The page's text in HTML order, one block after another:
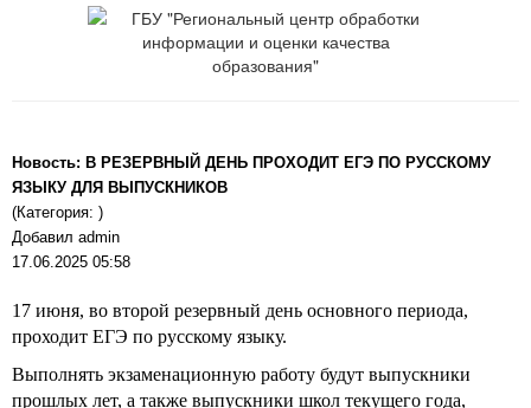
Новость: В РЕЗЕРВНЫЙ ДЕНЬ ПРОХОДИТ ЕГЭ ПО РУССКОМУ
ЯЗЫКУ ДЛЯ ВЫПУСКНИКОВ
(Категория: )
Добавил admin
17.06.2025 05:58
17 июня, во второй резервный день основного периода,
проходит ЕГЭ по русскому языку.
Выполнять экзаменационную работу будут выпускники
прошлых лет, а также выпускники школ текущего года,